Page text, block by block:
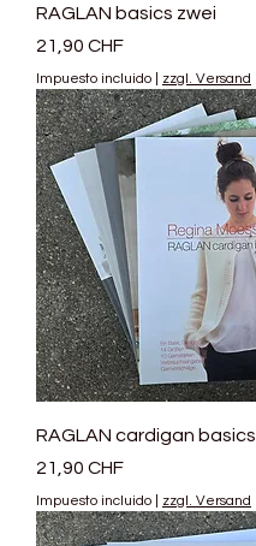
RAGLAN basics zwei
Precio
21,90 CHF
Impuesto incluido zzgl. Versand
RAGLAN cardigan basics
Precio
21,90 CHF
Impuesto incluido zzgl. Versand